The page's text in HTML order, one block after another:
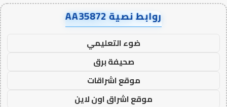
روابط نصية AA35872
ضوء التعليمي
صحيفة برق
موقع اشراقات
موقع اشراق اون لاين